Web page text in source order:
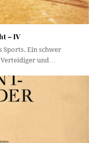
– IV
Sports. Ein schwer
und…